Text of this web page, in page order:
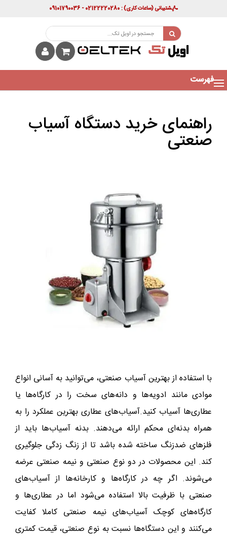
پشتیبانی(ساعات کاری): 02122220280 - 09101790036
فهرست
راهنمای خرید دستگاه آسیاب
صنعتی
با استفاده از بهترین آسیاب صنعتی، می‌توانید به آسانی انواع
موادی مانند ادویه‌ها و دانه‌های سخت را در کارگاه‌ها یا
عطاری‌ها آسیاب کنید.آسیاب‌های عطاری بهترین عملکرد را به
همراه بدنه‌ای محکم ارائه می‌دهند. بدنه آسیاب‌ها باید از
فلزهای ضدزنگ ساخته شده باشد تا از زنگ زدگی جلوگیری
کند. این محصولات در دو نوع صنعتی و نیمه صنعتی عرضه
می‌شوند. اگر چه در کارگاه‌ها و کارخانه‌ها از آسیاب‌های
صنعتی با ظرفیت بالا استفاده می‌شود اما در عطاری‌ها و
کارگاه‌های کوچک آسیاب‌های نیمه صنعتی کاملا کفایت
می‌کنند و این دستگاه‌ها نسبت به نوع صنعتی، قیمت کمتری